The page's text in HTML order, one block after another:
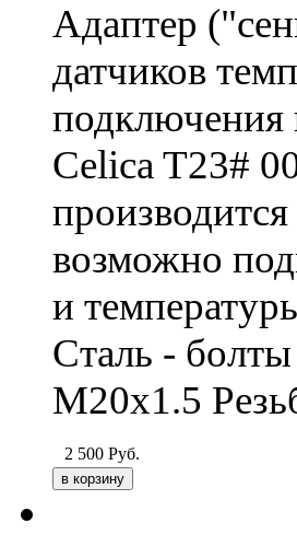
Адаптер
датчиков
подключения
Celica T23#
возможно
и
Сталь -
M20х1.5
2 500 Руб.